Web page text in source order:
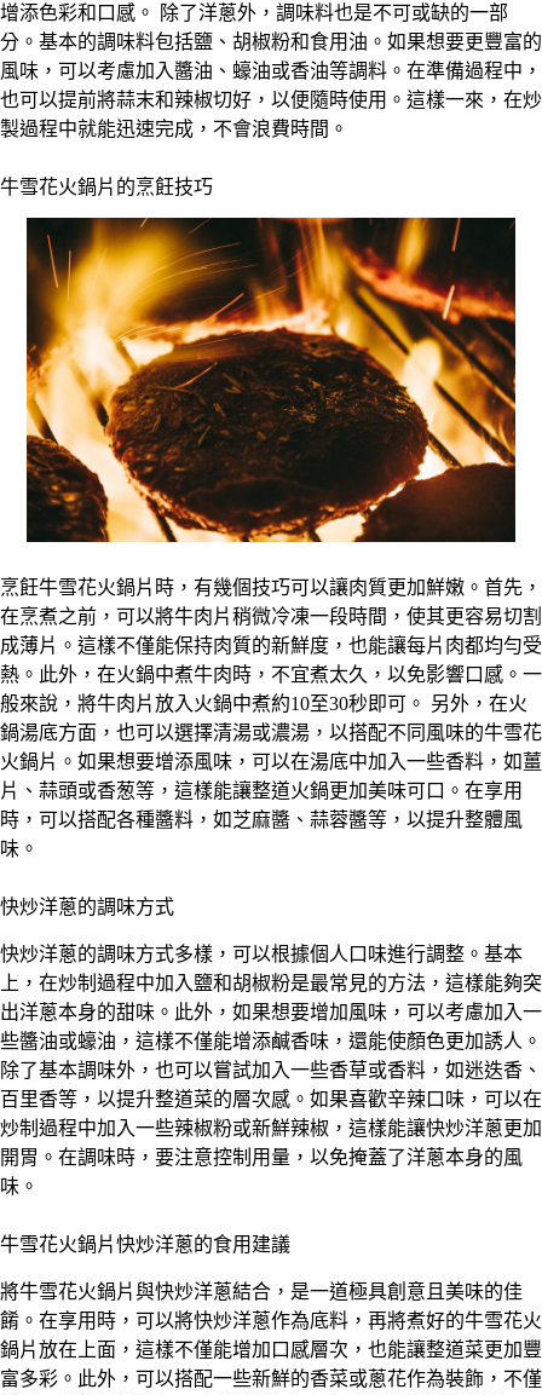
增添色彩和口感。 除了洋蔥外，調味料也是不可或缺的一部
分。基本的調味料包括鹽、胡椒粉和食用油。如果想要更豐富的
風味，可以考慮加入醬油、蠔油或香油等調料。在準備過程中，
也可以提前將蒜末和辣椒切好，以便隨時使用。這樣一來，在炒
製過程中就能迅速完成，不會浪費時間。
牛雪花火鍋片的烹飪技巧
烹飪牛雪花火鍋片時，有幾個技巧可以讓肉質更加鮮嫩。首先，
在烹煮之前，可以將牛肉片稍微冷凍一段時間，使其更容易切割
成薄片。這樣不僅能保持肉質的新鮮度，也能讓每片肉都均勻受
熱。此外，在火鍋中煮牛肉時，不宜煮太久，以免影響口感。一
般來說，將牛肉片放入火鍋中煮約10至30秒即可。 另外，在火
鍋湯底方面，也可以選擇清湯或濃湯，以搭配不同風味的牛雪花
火鍋片。如果想要增添風味，可以在湯底中加入一些香料，如薑
片、蒜頭或香葱等，這樣能讓整道火鍋更加美味可口。在享用
時，可以搭配各種醬料，如芝麻醬、蒜蓉醬等，以提升整體風
味。
快炒洋蔥的調味方式
快炒洋蔥的調味方式多樣，可以根據個人口味進行調整。基本
上，在炒制過程中加入鹽和胡椒粉是最常見的方法，這樣能夠突
出洋蔥本身的甜味。此外，如果想要增加風味，可以考慮加入一
些醬油或蠔油，這樣不僅能增添鹹香味，還能使顏色更加誘人。
除了基本調味外，也可以嘗試加入一些香草或香料，如迷迭香、
百里香等，以提升整道菜的層次感。如果喜歡辛辣口味，可以在
炒制過程中加入一些辣椒粉或新鮮辣椒，這樣能讓快炒洋蔥更加
開胃。在調味時，要注意控制用量，以免掩蓋了洋蔥本身的風
味。
牛雪花火鍋片快炒洋蔥的食用建議
將牛雪花火鍋片與快炒洋蔥結合，是一道極具創意且美味的佳
餚。在享用時，可以將快炒洋蔥作為底料，再將煮好的牛雪花火
鍋片放在上面，這樣不僅能增加口感層次，也能讓整道菜更加豐
富多彩。此外，可以搭配一些新鮮的香菜或蔥花作為裝飾，不僅